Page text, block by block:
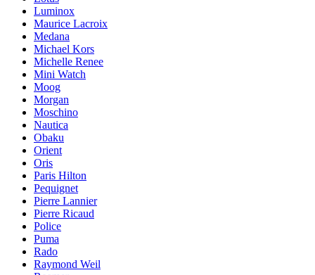
Luminox
Maurice Lacroix
Medana
Michael Kors
Michelle Renee
Mini Watch
Moog
Morgan
Moschino
Nautica
Obaku
Orient
Oris
Paris Hilton
Pequignet
Pierre Lannier
Pierre Ricaud
Police
Puma
Rado
Raymond Weil